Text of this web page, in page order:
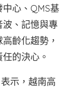
心、QMS基
、記憶與專
齡化趨勢，
的決心。
示，越南高